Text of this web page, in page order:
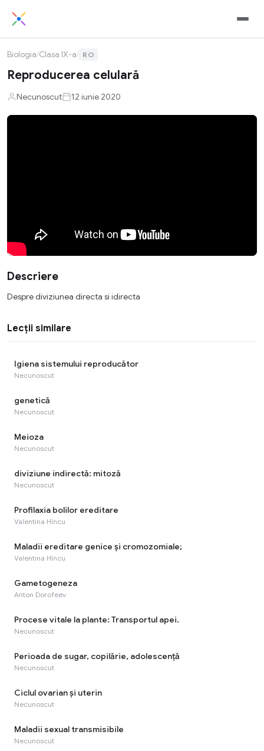
Biologia/Clasa IX-a/ RO
Reproducerea celulară
Necunoscut 12 iunie 2020
Descriere
Despre diviziunea directa si idirecta
Lecții similare
Igiena sistemului reproducător
Necunoscut
genetică
Necunoscut
Meioza
Necunoscut
diviziune indirectă: mitoză
Necunoscut
Profilaxia bolilor ereditare
Valentina Hîncu
Maladii ereditare genice şi cromozomiale;
Valentina Hîncu
Gametogeneza
Anton Dorofeev
Procese vitale la plante: Transportul apei.
Necunoscut
Perioada de sugar, copilărie, adolescenţă
Necunoscut
Ciclul ovarian şi uterin
Necunoscut
Maladii sexual transmisibile
Necunoscut